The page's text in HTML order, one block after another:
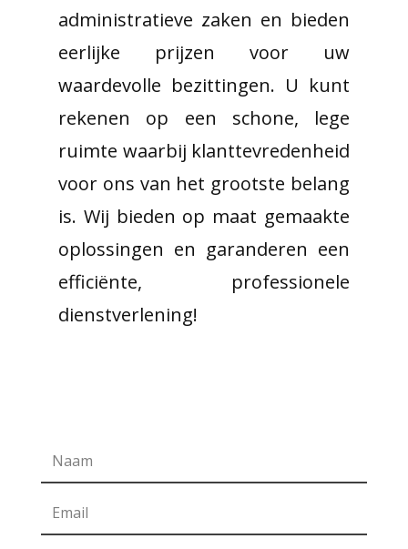
administratieve zaken en bieden
eerlijke prijzen voor uw
waardevolle bezittingen. U kunt
rekenen op een schone, lege
ruimte waarbij klanttevredenheid
voor ons van het grootste belang
is. Wij bieden op maat gemaakte
oplossingen en garanderen een
efficiënte, professionele
dienstverlening!